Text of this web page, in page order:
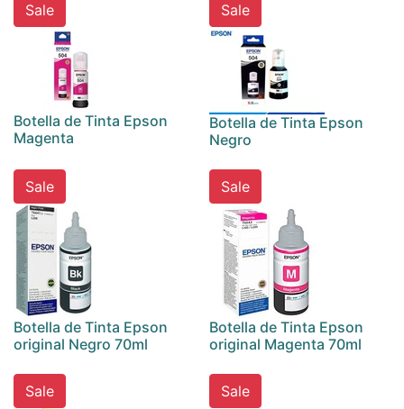
Sale
Botella de Tinta Epson
Magenta
Sale
Botella de Tinta Epson
Negro
Sale
Botella de Tinta Epson
original Negro 70ml
Sale
Botella de Tinta Epson
original Magenta 70ml
Sale Sale